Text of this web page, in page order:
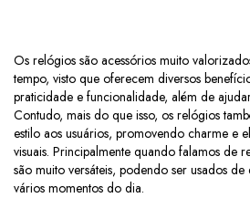
Os relógios são acessórios muito
tempo, visto que oferecem diversos
praticidade e funcionalidade, além de
Contudo, mais do que isso, os relógios
estilo aos usuários, promovendo charme e
visuais. Principalmente quando falamos de
são muito versáteis, podendo ser usados
vários momentos do dia.